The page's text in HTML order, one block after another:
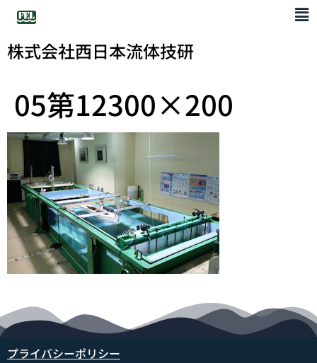
株式会社西日本流体技研
05第12300×200
プライバシーポリシー